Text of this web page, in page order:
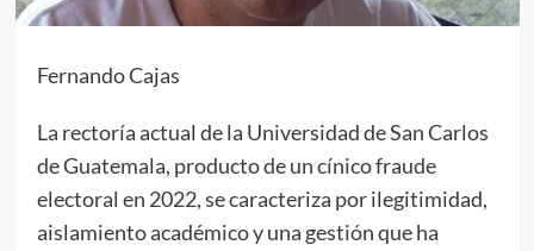
Fernando Cajas
La rectoría actual de la Universidad de San Carlos
de Guatemala, producto de un cínico fraude
electoral en 2022, se caracteriza por ilegitimidad,
aislamiento académico y una gestión que ha